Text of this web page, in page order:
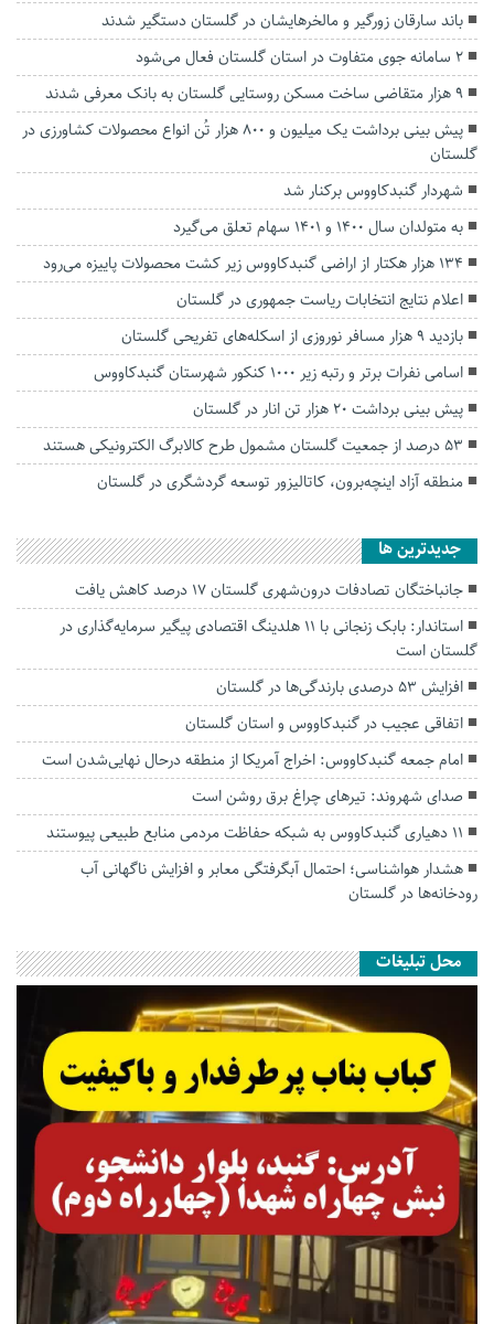
باند سارقان زورگیر و مالخرهایشان در گلستان دستگیر شدند
2 سامانه جوی متفاوت در استان گلستان فعال می‌شود
۹ هزار متقاضی ساخت مسکن روستایی گلستان به بانک معرفی شدند
پیش بینی برداشت یک میلیون و ۸۰۰ هزار تُن انواع محصولات کشاورزی در
گلستان
شهردار گنبدکاووس برکنار شد
به متولدان سال ۱۴۰۰ و ۱۴۰۱ سهام تعلق می‌گیرد
۱۳۴ هزار هکتار از اراضی گنبدکاووس زیر کشت محصولات پاییزه می‌رود
اعلام نتایج انتخابات ریاست جمهوری در گلستان
بازدید ۹ هزار مسافر نوروزی از اسکله‌های تفریحی گلستان
اسامی نفرات برتر و رتبه‌ زیر ۱۰۰۰ کنکور شهرستان گنبدکاووس
پیش بینی برداشت ۲۰ هزار تن انار در گلستان
۵۳ درصد از جمعیت گلستان مشمول طرح کالابرگ الکترونیکی هستند
منطقه آزاد اینچه‌برون، کاتالیزور توسعه گردشگری در گلستان
جديدترين ها
جانباختگان تصادفات درون‌شهری گلستان ۱۷ درصد کاهش یافت
استاندار: بابک زنجانی با ۱۱ هلدینگ اقتصادی پیگیر سرمایه‌گذاری در
گلستان است
افزایش ۵۳ درصدی بارندگی‌ها در گلستان
اتفاقی عجیب در‌ گنبدکاووس و استان گلستان
امام جمعه گنبدکاووس: اخراج آمریکا از منطقه درحال نهایی‌شدن است
صدای شهروند: تیرهای چراغ برق روشن است
۱۱ دهیاری گنبدکاووس به شبکه حفاظت مردمی منابع طبیعی پیوستند
هشدار هواشناسی؛ احتمال آبگرفتگی معابر و افزایش ناگهانی آب
رودخانه‌ها در گلستان
محل تبلیغات